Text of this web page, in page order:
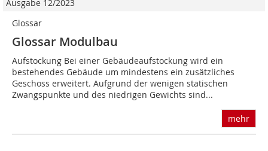
Ausgabe 12/2023
Glossar
Glossar Modulbau
Aufstockung Bei einer Gebäudeaufstockung wird ein
bestehendes Gebäude um mindestens ein zusätzliches
Geschoss erweitert. Aufgrund der wenigen statischen
Zwangspunkte und des niedrigen Gewichts sind...
mehr